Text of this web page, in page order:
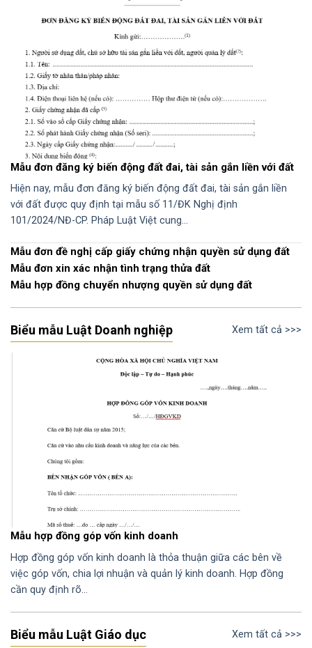
Mẫu đơn đăng ký biến động đất đai, tài sản gắn liền với đất
Hiện nay, mẫu đơn đăng ký biến động đất đai, tài sản gắn liền
với đất được quy định tại mẫu số 11/ĐK Nghị định
101/2024/NĐ-CP. Pháp Luật Việt cung…
Mẫu đơn đề nghị cấp giấy chứng nhận quyền sử dụng đất
Mẫu đơn xin xác nhận tình trạng thửa đất
Mẫu hợp đồng chuyển nhượng quyền sử dụng đất
Biểu mẫu Luật Doanh nghiệp Xem tất cả >>>
Mẫu hợp đồng góp vốn kinh doanh
Hợp đồng góp vốn kinh doanh là thỏa thuận giữa các bên về
việc góp vốn, chia lợi nhuận và quản lý kinh doanh. Hợp đồng
cần quy định rõ…
Biểu mẫu Luật Giáo dục Xem tất cả >>>